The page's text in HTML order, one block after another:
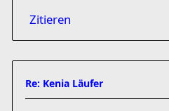
Zitieren
Re: Kenia Läufer